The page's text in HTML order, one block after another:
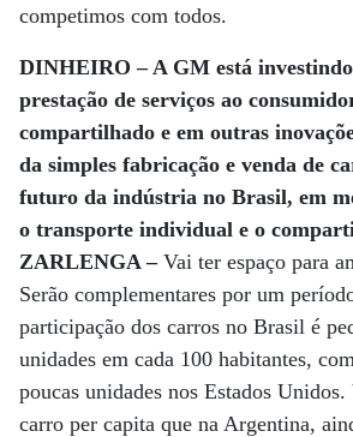
competimos com todos.
DINHEIRO – A GM está
prestação de serviços ao
compartilhado e em outras
da simples fabricação e venda de
futuro da indústria no Brasil, em
o transporte individual e o
ZARLENGA – Vai ter espaço para
Serão complementares por um
participação dos carros no Brasil é
unidades em cada 100 habitantes,
poucas unidades nos Estados Unidos.
carro per capita que na Argentina,